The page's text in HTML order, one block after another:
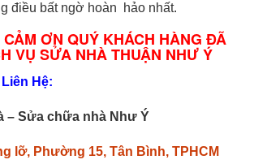
điều bất ngờ hoàn hảo nhất.
ƠN QUÝ KHÁCH HÀNG ĐÃ
VỤ SỬA NHÀ THUẬN NHƯ Ý
Hệ:
– Sửa chữa nhà Như Ý
lỡ, Phường 15, Tân Bình, TPHCM